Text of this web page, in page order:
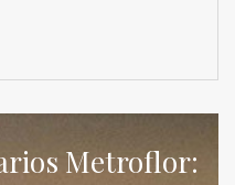
Metroflor: